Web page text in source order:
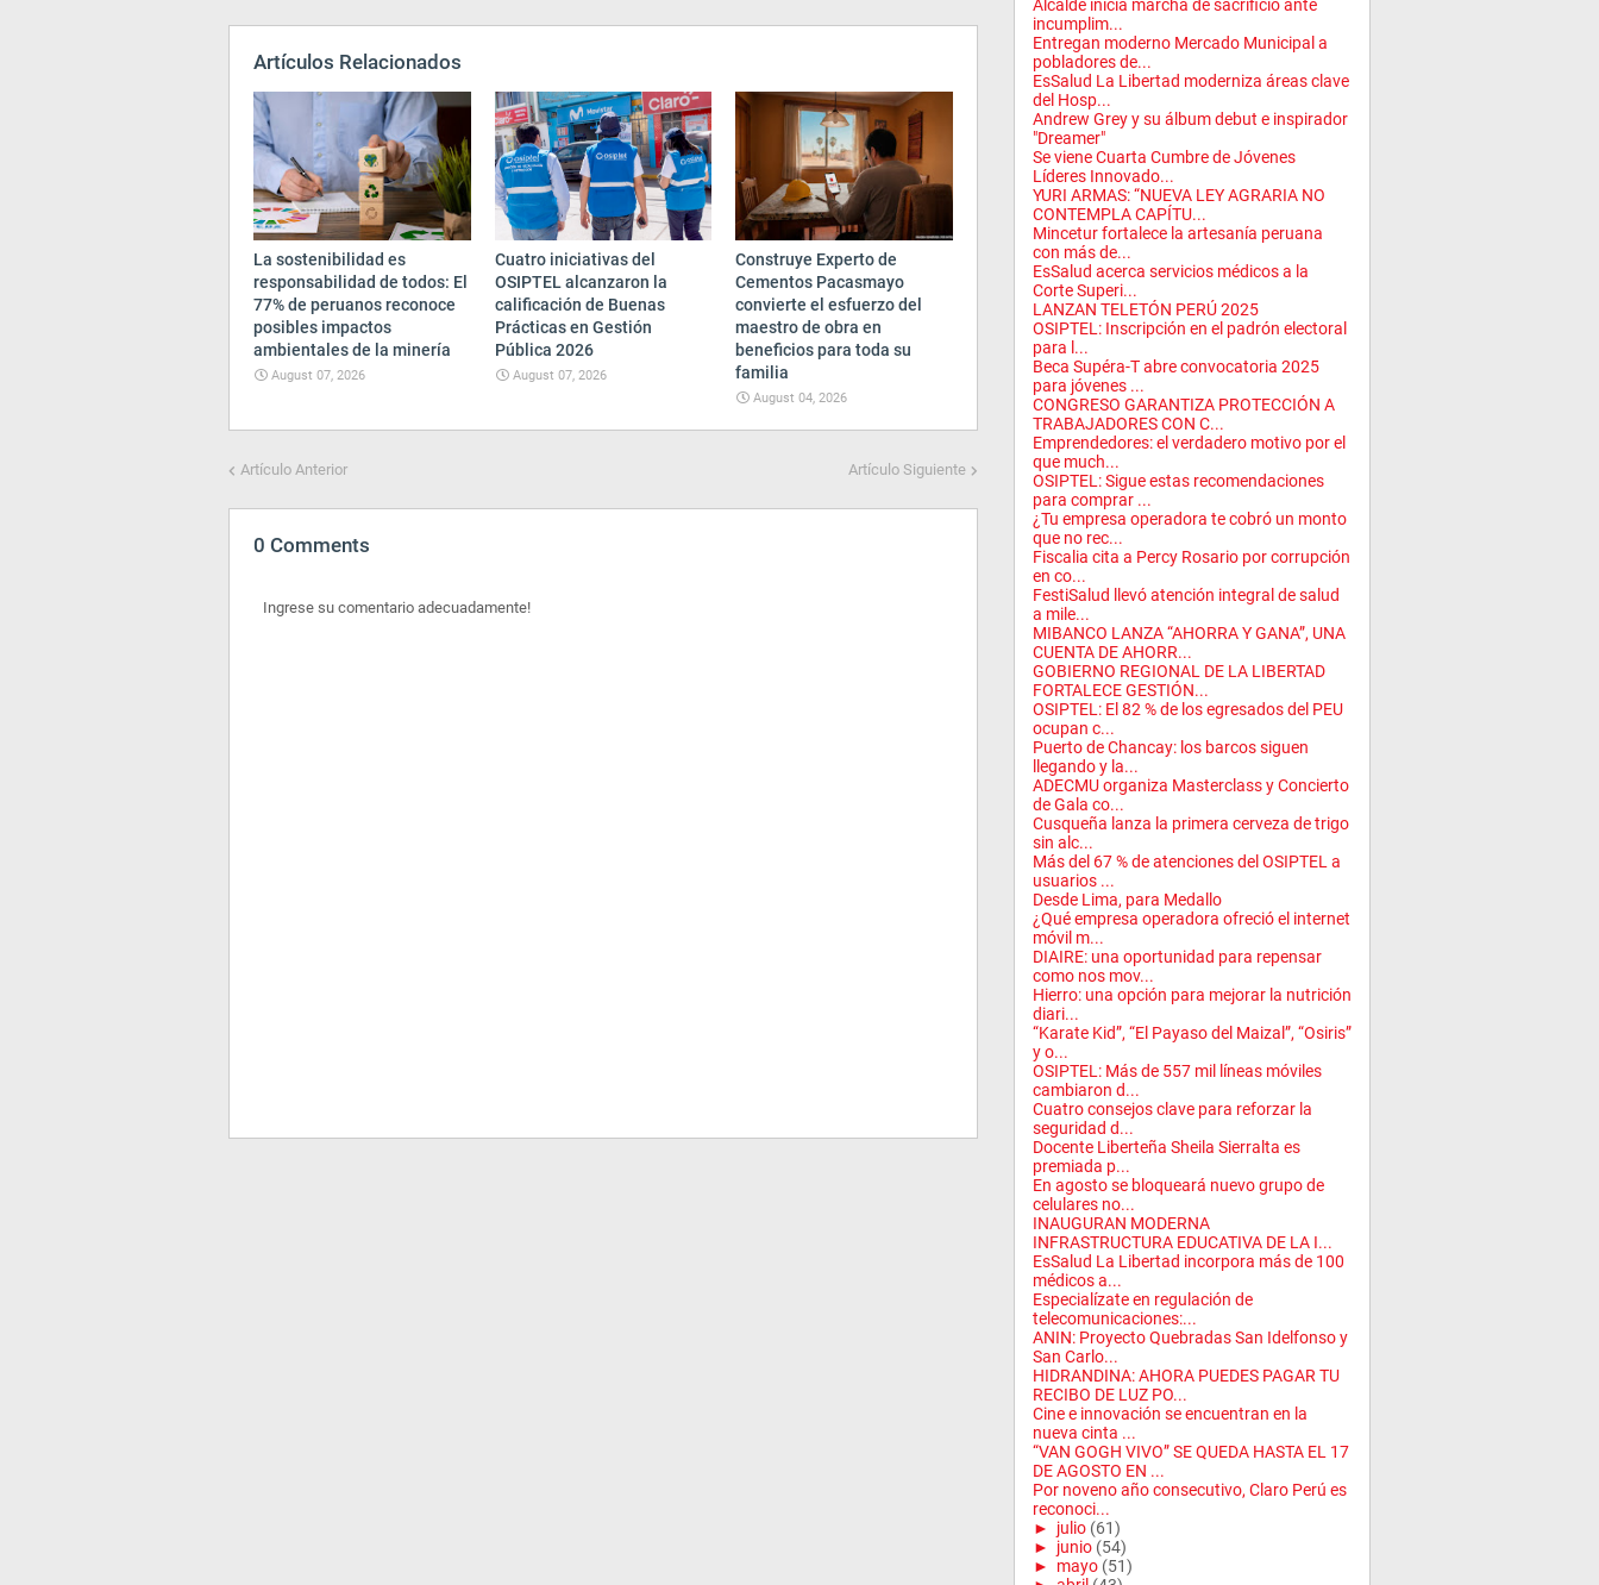
Artículos Relacionados
La sostenibilidad es
responsabilidad de todos: El
77% de peruanos reconoce
posibles impactos
ambientales de la minería
August 07, 2026
Cuatro iniciativas del
OSIPTEL alcanzaron la
calificación de Buenas
Prácticas en Gestión
Pública 2026
August 07, 2026
Construye Experto de
Cementos Pacasmayo
convierte el esfuerzo del
maestro de obra en
beneficios para toda su
familia
August 04, 2026
Artículo Anterior Artículo Siguiente
0 Comments
Ingrese su comentario adecuadamente!
Alcalde inicia marcha de sacrificio ante
incumplim...
Entregan moderno Mercado Municipal a
pobladores de...
EsSalud La Libertad moderniza áreas clave
del Hosp...
Andrew Grey y su álbum debut e inspirador
"Dreamer"
Se viene Cuarta Cumbre de Jóvenes
Líderes Innovado...
YURI ARMAS: “NUEVA LEY AGRARIA NO
CONTEMPLA CAPÍTU...
Mincetur fortalece la artesanía peruana
con más de...
EsSalud acerca servicios médicos a la
Corte Superi...
LANZAN TELETÓN PERÚ 2025
OSIPTEL: Inscripción en el padrón electoral
para l...
Beca Supéra-T abre convocatoria 2025
para jóvenes ...
CONGRESO GARANTIZA PROTECCIÓN A
TRABAJADORES CON C...
Emprendedores: el verdadero motivo por el
que much...
OSIPTEL: Sigue estas recomendaciones
para comprar ...
¿Tu empresa operadora te cobró un monto
que no rec...
Fiscalia cita a Percy Rosario por corrupción
en co...
FestiSalud llevó atención integral de salud
a mile...
MIBANCO LANZA “AHORRA Y GANA”, UNA
CUENTA DE AHORR...
GOBIERNO REGIONAL DE LA LIBERTAD
FORTALECE GESTIÓN...
OSIPTEL: El 82 % de los egresados del PEU
ocupan c...
Puerto de Chancay: los barcos siguen
llegando y la...
ADECMU organiza Masterclass y Concierto
de Gala co...
Cusqueña lanza la primera cerveza de trigo
sin alc...
Más del 67 % de atenciones del OSIPTEL a
usuarios ...
Desde Lima, para Medallo
¿Qué empresa operadora ofreció el internet
móvil m...
DIAIRE: una oportunidad para repensar
como nos mov...
Hierro: una opción para mejorar la nutrición
diari...
“Karate Kid”, “El Payaso del Maizal”, “Osiris”
y o...
OSIPTEL: Más de 557 mil líneas móviles
cambiaron d...
Cuatro consejos clave para reforzar la
seguridad d...
Docente Liberteña Sheila Sierralta es
premiada p...
En agosto se bloqueará nuevo grupo de
celulares no...
INAUGURAN MODERNA
INFRASTRUCTURA EDUCATIVA DE LA I...
EsSalud La Libertad incorpora más de 100
médicos a...
Especialízate en regulación de
telecomunicaciones:...
ANIN: Proyecto Quebradas San Idelfonso y
San Carlo...
HIDRANDINA: AHORA PUEDES PAGAR TU
RECIBO DE LUZ PO...
Cine e innovación se encuentran en la
nueva cinta ...
“VAN GOGH VIVO” SE QUEDA HASTA EL 17
DE AGOSTO EN ...
Por noveno año consecutivo, Claro Perú es
reconoci...
► julio (61)
► junio (54)
► mayo (51)